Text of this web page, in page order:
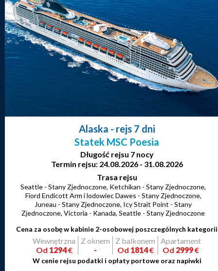
Alaska - rejs 7 dni
Statek MSC Poesia
Długość rejsu 7 nocy
Termin rejsu: 24.08.2026 - 31.08.2026
Trasa rejsu
Seattle - Stany Zjednoczone, Ketchikan - Stany Zjednoczone,
Fiord Endicott Arm i lodowiec Dawes - Stany Zjednoczone,
Juneau - Stany Zjednoczone, Icy Strait Point - Stany
Zjednoczone, Victoria - Kanada, Seattle - Stany Zjednoczone
Cena za osobę w kabinie 2-osobowej poszczególnych kategorii
Wewnętrzna
Od 1294€
Z oknem
-
Z balkonem
Od 1814€
Apartament
Od 2999€
W cenie rejsu podatki i opłaty portowe oraz napiwki